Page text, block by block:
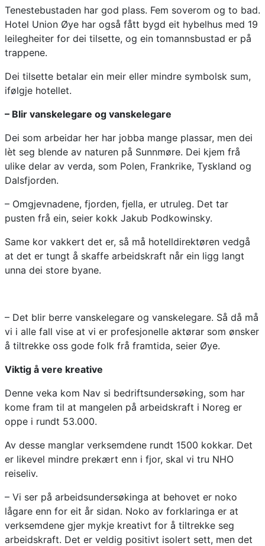
Tenestebustaden har god plass. Fem soverom og to bad.
Hotel Union Øye har også fått bygd eit hybelhus med 19
leilegheiter for dei tilsette, og ein tomannsbustad er på
trappene.
Dei tilsette betalar ein meir eller mindre symbolsk sum,
ifølgje hotellet.
– Blir vanskelegare og vanskelegare
Dei som arbeidar her har jobba mange plassar, men dei
lèt seg blende av naturen på Sunnmøre. Dei kjem frå
ulike delar av verda, som Polen, Frankrike, Tyskland og
Dalsfjorden.
– Omgjevnadene, fjorden, fjella, er utruleg. Det tar
pusten frå ein, seier kokk Jakub Podkowinsky.
Same kor vakkert det er, så må hotelldirektøren vedgå
at det er tungt å skaffe arbeidskraft når ein ligg langt
unna dei store byane.
– Det blir berre vanskelegare og vanskelegare. Så då må
vi i alle fall vise at vi er profesjonelle aktørar som ønsker
å tiltrekke oss gode folk frå framtida, seier Øye.
Viktig å vere kreative
Denne veka kom Nav si bedriftsundersøking, som har
kome fram til at mangelen på arbeidskraft i Noreg er
oppe i rundt 53.000.
Av desse manglar verksemdene rundt 1500 kokkar. Det
er likevel mindre prekært enn i fjor, skal vi tru NHO
reiseliv.
– Vi ser på arbeidsundersøkinga at behovet er noko
lågare enn for eit år sidan. Noko av forklaringa er at
verksemdene gjer mykje kreativt for å tiltrekke seg
arbeidskraft. Det er veldig positivt isolert sett, men det